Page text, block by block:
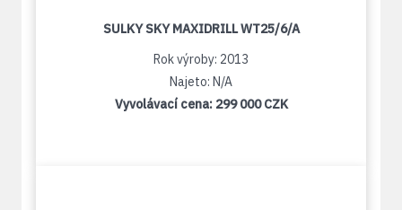
SULKY SKY MAXIDRILL WT25/6/A
Rok výroby: 2013
Najeto: N/A
Vyvolávací cena: 299 000 CZK